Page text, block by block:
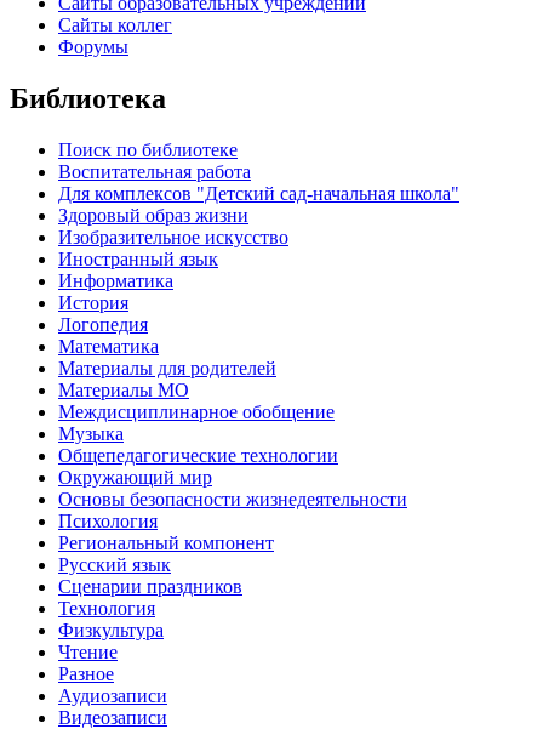
Сайты коллег
Форумы
Библиотека
Поиск по библиотеке
Воспитательная работа
Для комплексов "Детский сад-начальная школа"
Здоровый образ жизни
Изобразительное искусство
Иностранный язык
Информатика
История
Логопедия
Математика
Материалы для родителей
Материалы МО
Междисциплинарное обобщение
Музыка
Общепедагогические технологии
Окружающий мир
Основы безопасности жизнедеятельности
Психология
Региональный компонент
Русский язык
Сценарии праздников
Технология
Физкультура
Чтение
Разное
Аудиозаписи
Видеозаписи